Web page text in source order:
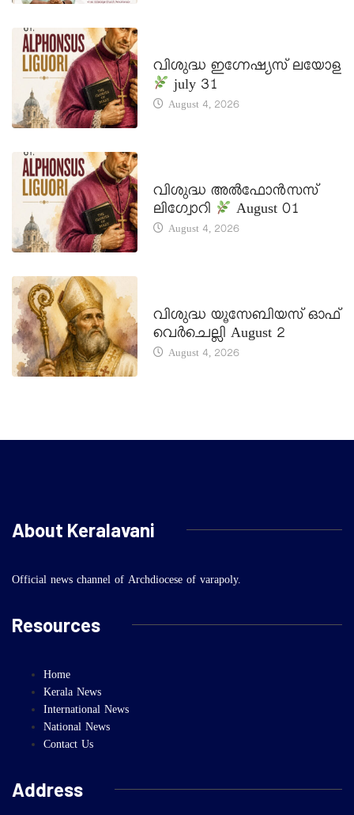
വിശുദ്ധ ഇഗ്നേഷ്യസ് ലയോള
july 31
August 4, 2026
വിശുദ്ധ അൽഫോൻസസ്
ലിഗ്വോറി
August 01
August 4, 2026
വിശുദ്ധ യൂസേബിയസ് ഓഫ്
വെർചെല്ലി August 2
August 4, 2026
About Keralavani
Official news channel of Archdiocese of varapoly.
Resources
Home
Kerala News
International News
National News
Contact Us
Address